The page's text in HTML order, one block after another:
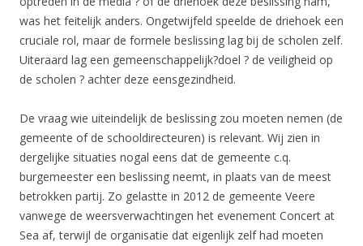
was het feitelijk anders. Ongetwijfeld speelde de driehoek een
cruciale rol, maar de formele beslissing lag bij de scholen zelf.
Uiteraard lag een gemeenschappelijk?doel ? de veiligheid op
de scholen ? achter deze eensgezindheid.
De vraag wie uiteindelijk de beslissing zou moeten nemen (de
gemeente of de schooldirecteuren) is relevant. Wij zien in
dergelijke situaties nogal eens dat de gemeente c.q.
burgemeester een beslissing neemt, in plaats van de meest
betrokken partij. Zo gelastte in 2012 de gemeente Veere
vanwege de weersverwachtingen het evenement Concert at
Sea af, terwijl de organisatie dat eigenlijk zelf had moeten